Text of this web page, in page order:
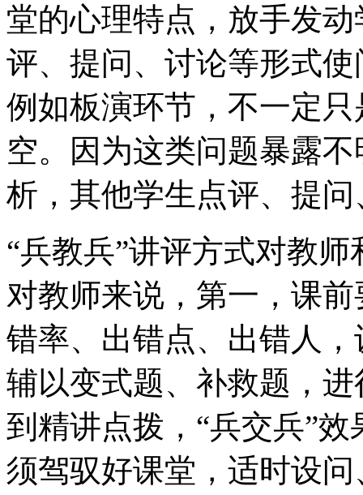
堂的心理特点，放手发
评、提问、讨论等形式
例如板演环节，不一定
空。因为这类问题暴露
析，其他学生点评、提
“兵教兵”讲评方式对教
对教师来说，第一，课
错率、出错点、出错人
辅以变式题、补救题，
到精讲点拨，“兵交兵”
须驾驭好课堂，适时设